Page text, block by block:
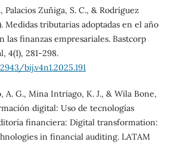
Palacios Zuñiga, S. C., & Rodríguez
Medidas tributarias adoptadas en el año
las finanzas empresariales. Bastcorp
4(1), 281-298.
bij.v4n1.2025.191
A. G., Mina Intriago, K. J., & Wila Bone,
digital: Uso de tecnologías
financiera: Digital transformation:
in financial auditing. LATAM